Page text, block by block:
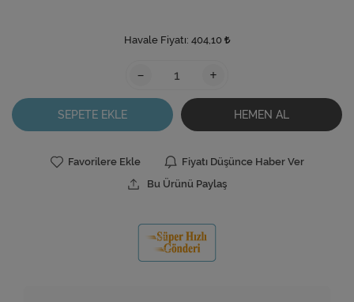
Havale Fiyatı: 404,10
- +
SEPETE EKLE HEMEN AL
Favorilere Ekle
Fiyatı Düşünce Haber Ver
Bu Ürünü Paylaş